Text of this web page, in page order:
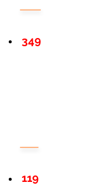
349
119